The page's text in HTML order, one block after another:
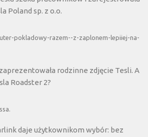
Poland sp. z o.o.
pokladowy-razem--z-zaplonem-lepiiej-na-
rodzinne zdjęcie Tesli. A
Roadster 2?
daje użytkownikom wybór: bez